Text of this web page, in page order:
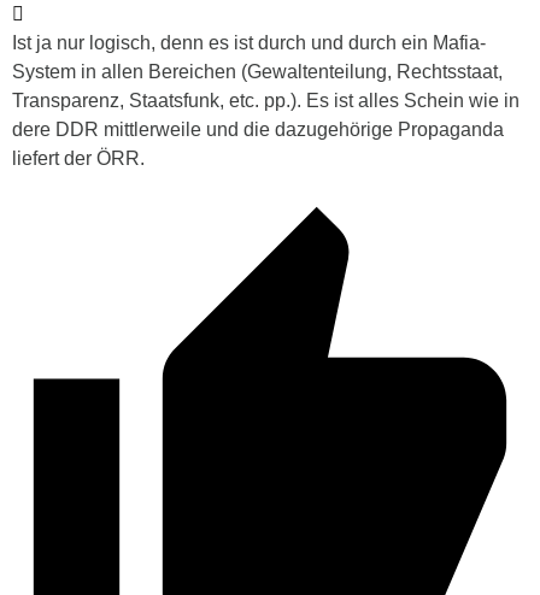
Ist ja nur logisch, denn es ist durch und durch ein Mafia-
System in allen Bereichen (Gewaltenteilung, Rechtsstaat,
Transparenz, Staatsfunk, etc. pp.). Es ist alles Schein wie in
dere DDR mittlerweile und die dazugehörige Propaganda
liefert der ÖRR.